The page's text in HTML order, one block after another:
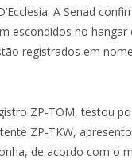
A Senad
escondidos no hangar
registrados em
ZP-TOM, testou
ZP-TKW,
de acordo com o